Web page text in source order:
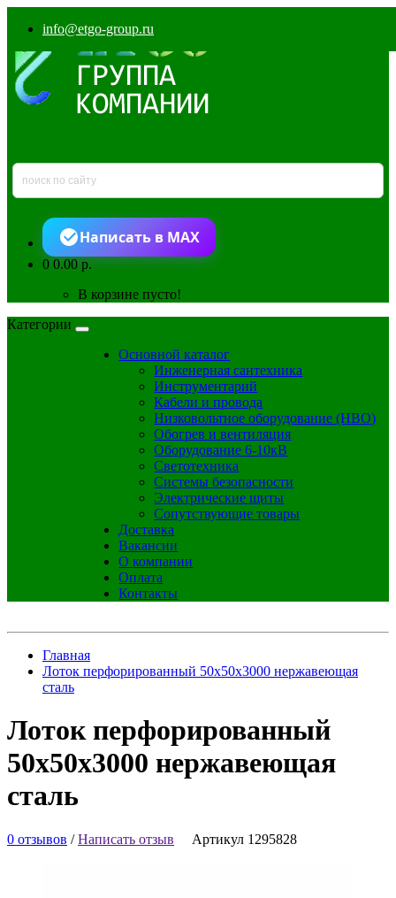
info@etgo-group.ru
Написать в MAX
00.00 р.
В корзине пусто!
Категории
Основной каталог
Инженерная сантехника
Инструментарий
Кабели и провода
Низковольтное оборудование (НВО)
Обогрев и вентиляция
Оборудование 6-10кВ
Светотехника
Системы безопасности
Электрические щиты
Сопутствующие товары
Доставка
Вакансии
О компании
Оплата
Контакты
Главная
Лоток перфорированный 50х50x3000 нержавеющая
сталь
Лоток перфорированный
50х50x3000 нержавеющая
сталь
0 отзывов /Написать отзыв Артикул 1295828